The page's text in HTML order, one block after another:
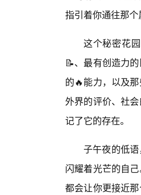
指引着你通往那个
这个秘密花
📝、最有创造力
的🔥能力，以及
外界的评价、社
记了它的存在。
子午夜的低
闪耀着光芒的自
都会让你更接近